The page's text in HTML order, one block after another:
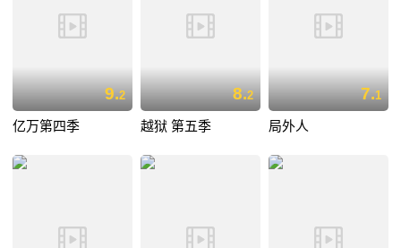
9.2
亿万第四季
8.2
越狱 第五季
7.1
局外人